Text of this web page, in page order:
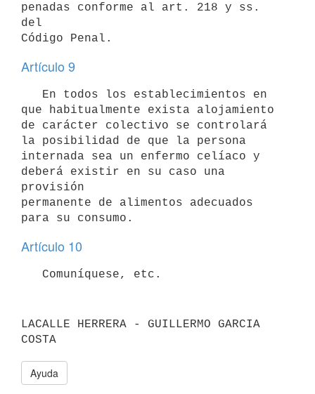
penadas conforme al art. 218 y ss.
del
Artículo 9
que habitualmente exista alojamiento
de carácter colectivo se controlará
la posibilidad de que la persona
internada sea un enfermo celíaco y
deberá existir en su caso una
provisión
permanente de alimentos adecuados
Artículo 10
LACALLE HERRERA - GUILLERMO GARCIA
Ayuda